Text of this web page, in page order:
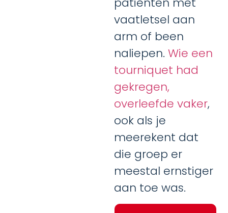
vaatletsel aan
arm of been
naliepen. Wie een
tourniquet had
gekregen,
overleefde vaker,
ook als je
meerekent dat
die groep er
meestal ernstiger
aan toe was.